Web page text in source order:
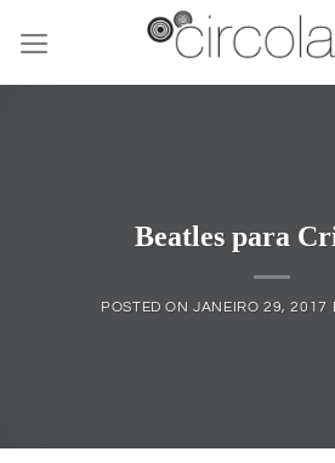
content
Beatles para
POSTED ONJANEIRO 29, 2017